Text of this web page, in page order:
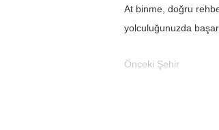
At binme, doğru
yolculuğunuzda
Önceki Şehir